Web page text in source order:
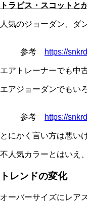
トラビス・スコットと
人気のジョーダン、ダ
参考 https://
エアトレーナーでも中
エアジョーダンでもい
参考 https://
とにかく言い方は悪い
不人気カラーとはいえ
トレンドの変化
オーバーサイズにレア